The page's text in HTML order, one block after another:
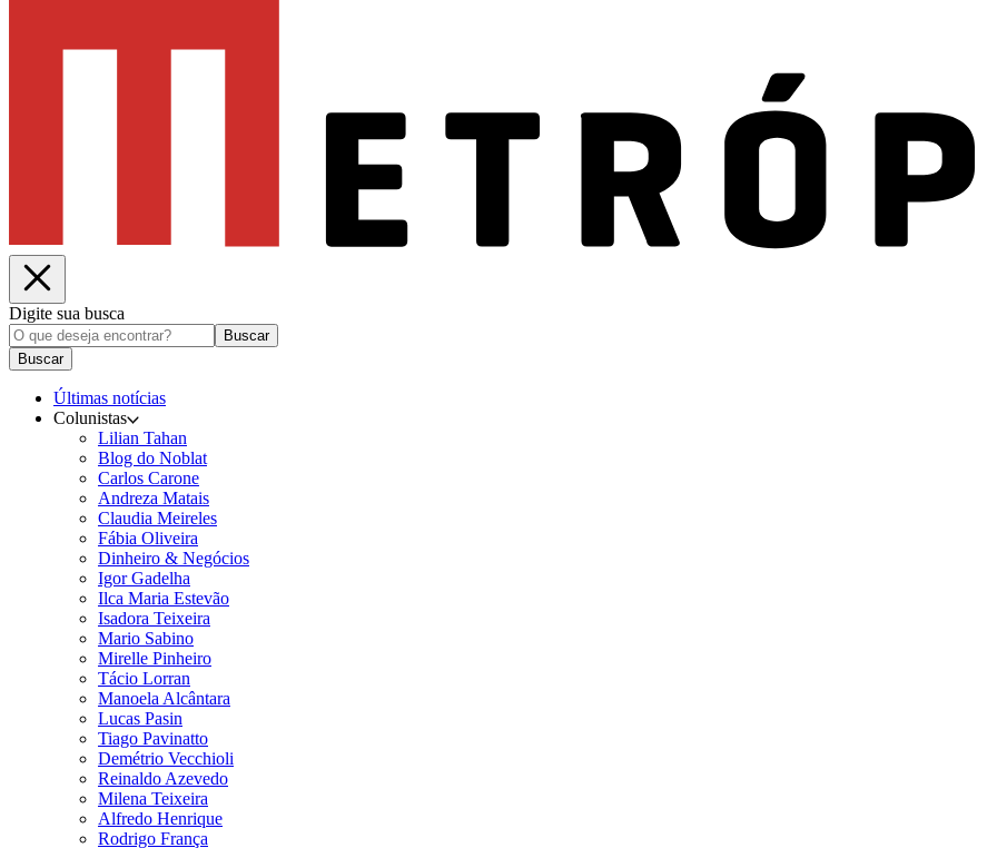
Digite sua busca
Buscar
Buscar
Últimas notícias
Colunistas
Lilian Tahan
Blog do Noblat
Carlos Carone
Andreza Matais
Claudia Meireles
Fábia Oliveira
Dinheiro & Negócios
Igor Gadelha
Ilca Maria Estevão
Isadora Teixeira
Mario Sabino
Mirelle Pinheiro
Tácio Lorran
Manoela Alcântara
Lucas Pasin
Tiago Pavinatto
Demétrio Vecchioli
Reinaldo Azevedo
Milena Teixeira
Alfredo Henrique
Rodrigo França